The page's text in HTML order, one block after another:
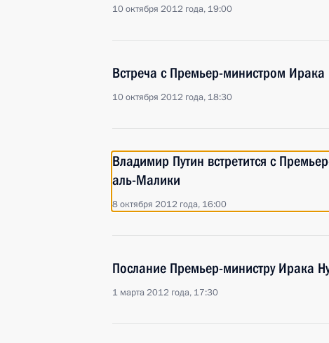
10 октября 2012 года, 19:00
Встреча с Премьер-министром
10 октября 2012 года, 18:30
Владимир Путин встретится с
аль-Малики
8 октября 2012 года, 16:00
Послание Премьер-министру Ирака
1 марта 2012 года, 17:30